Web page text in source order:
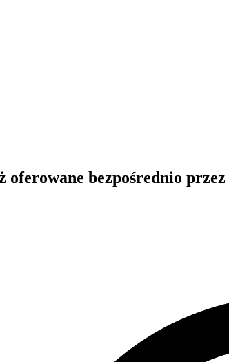
oferowane bezpośrednio przez